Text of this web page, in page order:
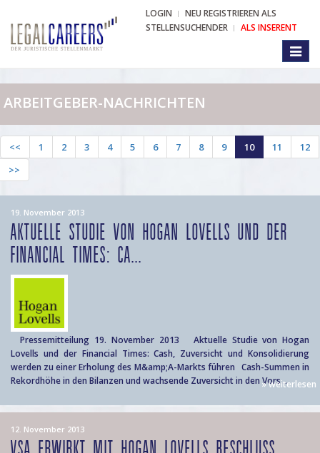
LOGIN
NEU REGISTRIEREN ALS
STELLENSUCHENDER
ALS INSERENT
ARBEITGEBER-NACHRICHTEN
<< 1 2 3 4 5 6 7 8 9 10 11
12
>>
19. November 2013
AKTUELLE STUDIE VON HOGAN LOVELLS UND DER
FINANCIAL TIMES: CA...
Pressemitteilung 19. November 2013 Aktuelle Studie von Hogan
Lovells und der Financial Times: Cash, Zuversicht und Konsolidierung
werden zu einer Erholung des M&amp;A-Markts führen Cash-Summen in
Rekordhöhe in den Bilanzen und wachsende Zuversicht in den Vors...» weiterlesen
12. November 2013